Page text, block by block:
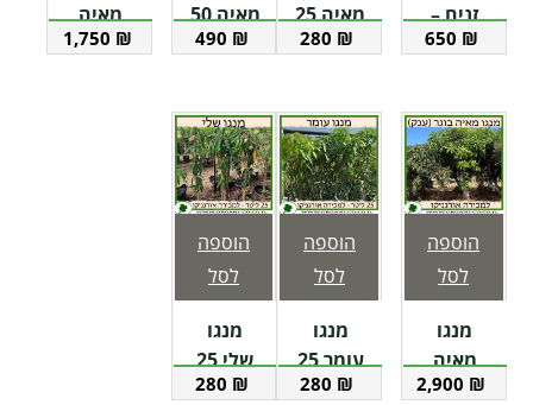
זנים –
מאיה,
ליטר
650 ₪
מאיה 25
ליטר
280 ₪
מאיה 50
ליטר
490 ₪
מאיה
בוגר
1,750 ₪
מנגו
מאיה
בוגר
2,900 ₪
הוספה
לסל
מנגו
עומר 25
ליטר
280 ₪
הוספה
לסל
מנגו
שלי 25
ליטר
280 ₪
הוספה
לסל